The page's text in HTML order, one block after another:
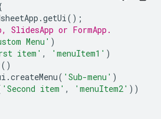
.getUi();
SlidesApp or FormApp.
Menu' )
item' , 'menuItem1' )
()
.createMenu( 'Sub-menu' )
'Second item' , 'menuItem2' ))